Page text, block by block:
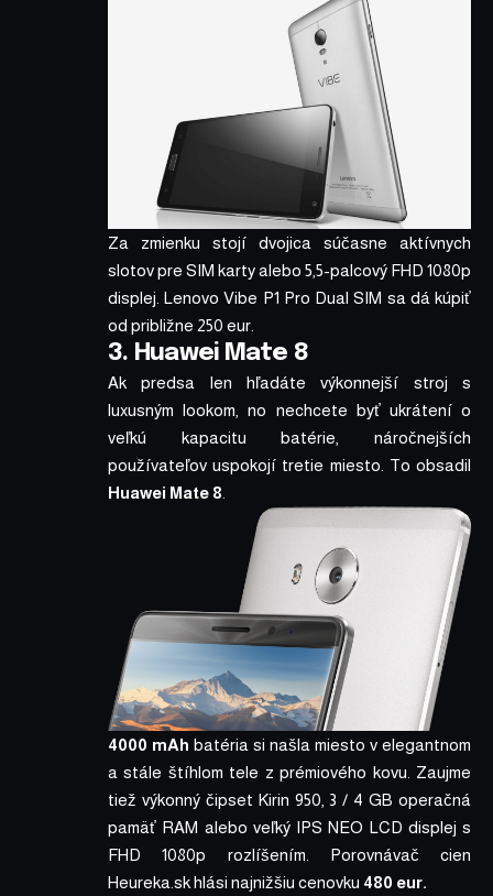
Za zmienku stojí dvojica súčasne aktívnych
slotov pre SIM karty alebo 5,5-palcový FHD 1080p
displej. Lenovo Vibe P1 Pro Dual SIM sa dá kúpiť
od približne 250 eur
3. Huawei Mate 8
Ak predsa len hľadáte výkonnejší stroj s
luxusným lookom, no nechcete byť ukrátení o
veľkú kapacitu batérie, náročnejších
používateľov uspokojí tretie miesto. To obsadil
Huawei Mate 8
4000 mAh batéria si našla miesto v elegantnom
a stále štíhlom tele z prémiového kovu. Zaujme
tiež výkonný čipset Kirin 950, 3 / 4 GB operačná
pamäť RAM alebo veľký IPS NEO LCD displej s
FHD 1080p rozlíšením. Porovnávač cien
Heureka.skhlási najnižšiu cenovku 480 eur.